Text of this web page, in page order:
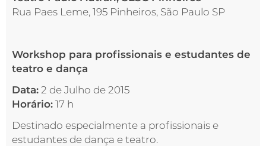
Rua Paes Leme, 195 Pinheiros, São Paulo SP
Workshop para profissionais e estudantes de
teatro e dança
Data: 2 de Julho de 2015
Horário: 17 h
Destinado especialmente a profissionais e
estudantes de dança e teatro.